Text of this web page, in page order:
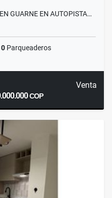
GUARNE EN AUTOPISTA…
0 Parqueaderos
Venta
COP